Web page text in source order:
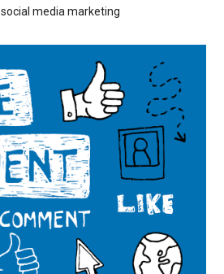
,social media marketing